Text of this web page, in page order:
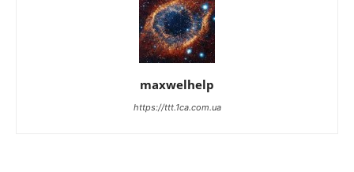
maxwelhelp
https://ttt.1ca.com.ua